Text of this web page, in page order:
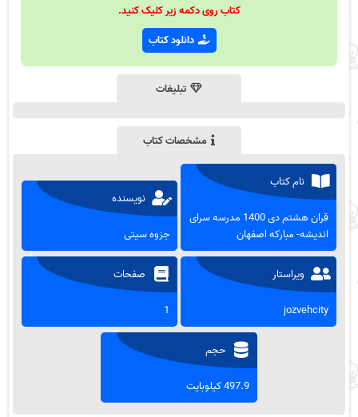
کتاب روی دکمه زیر کلیک کنید.
دانلود کتاب
تبلیغات
مشخصات کتاب
نام کتاب
قران هشتم دی 1400 مدرسه سرای
اندیشه- مبارکه اصفهان
نویسنده
جزوه سیتی
ویراستار
jozvehcity
صفحات
1
حجم
497.9 کیلوبایت